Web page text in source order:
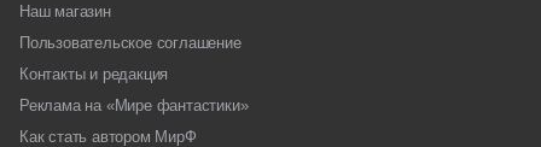
Наш магазин
Пользовательское соглашение
Контакты и редакция
Реклама на «Мире фантастики»
Как стать автором МирФ